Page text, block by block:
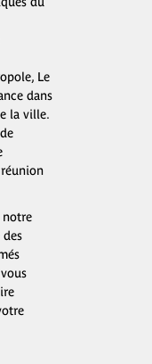
Le
dans
la ville.
réunion
notre